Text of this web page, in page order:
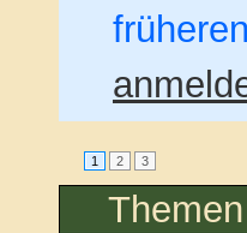
1 2 3
Themen